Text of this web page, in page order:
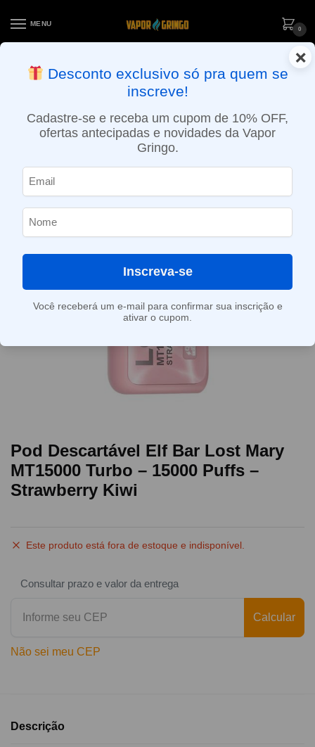
MENU
0
ENTREGA NO MESMO DIA EM SÃO PAULO (SEG A SEX): PEDIDOS
APROVADOS ATÉ 15:30 VIA MOTOBOY
Pod Descartável Elf Bar Lost Mary
MT15000 Turbo – 15000 Puffs –
Strawberry Kiwi
Este produto está fora de estoque e indisponível.
Consultar prazo e valor da entrega
Calcular
Não sei meu CEP
Descrição
×
Desconto exclusivo só pra quem se
inscreve!
Cadastre-se e receba um cupom de 10% OFF,
ofertas antecipadas e novidades da Vapor
Gringo.
Inscreva-se
Você receberá um e-mail para confirmar sua inscrição e
ativar o cupom.